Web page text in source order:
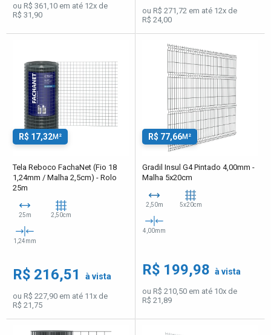
ou R$ 361,10 em até 12x de
R$ 31,90
ou R$ 271,72 em até 12x de
R$ 24,00
R$ 17,32M²
Tela Reboco FachaNet (Fio 18
1,24mm / Malha 2,5cm) - Rolo
25m
25m 2,50cm
1,24mm
R$ 216,51 à vista
ou R$ 227,90 em até 11x de
R$ 21,75
R$ 77,66M²
Gradil Insul G4 Pintado 4,00mm -
Malha 5x20cm
2,50m 5x20cm
4,00mm
R$ 199,98 à vista
ou R$ 210,50 em até 10x de
R$ 21,89